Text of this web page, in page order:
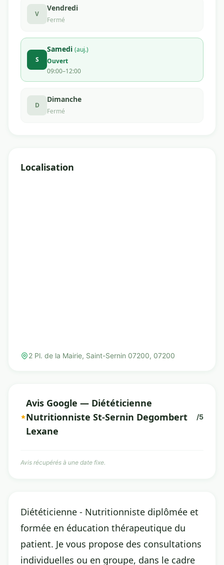
V
Vendredi
Fermé
S
Samedi (auj.)
Ouvert
09:00–12:00
D
Dimanche
Fermé
Localisation
2 Pl. de la Mairie, Saint-Sernin 07200, 07200
Avis Google — Diététicienne
Nutritionniste St-Sernin Degombert
Lexane
/5
Avis récupérés à une date fixe.
Diététicienne - Nutritionniste diplômée et
formée en éducation thérapeutique du
patient. Je vous propose des consultations
individuelles ou en groupe, dans le cadre